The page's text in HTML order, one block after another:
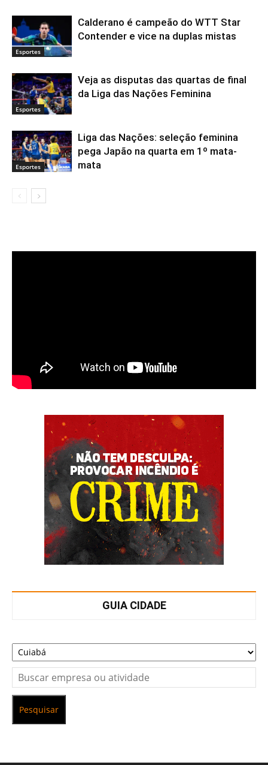
Esportes
Calderano é campeão do WTT Star
Contender e vice na duplas mistas
Esportes
Veja as disputas das quartas de final
da Liga das Nações Feminina
Esportes
Liga das Nações: seleção feminina
pega Japão na quarta em 1º mata-
mata
GUIA CIDADE
Pesquisar